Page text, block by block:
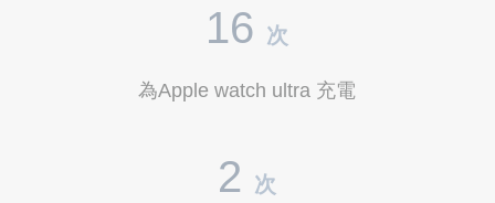
16 次
為Apple watch ultra 充電
2 次